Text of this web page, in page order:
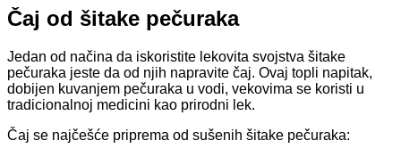
Čaj od šitake pečuraka
Jedan od načina da iskoristite lekovita svojstva šitake
pečuraka jeste da od njih napravite čaj. Ovaj topli napitak,
dobijen kuvanjem pečuraka u vodi, vekovima se koristi u
tradicionalnoj medicini kao prirodni lek.
Čaj se najčešće priprema od sušenih šitake pečuraka: